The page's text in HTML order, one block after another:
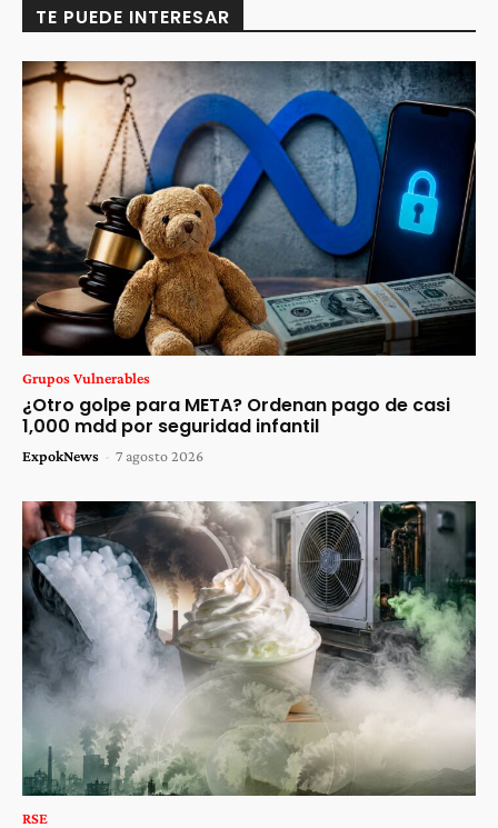
TE PUEDE INTERESAR
Grupos Vulnerables
¿Otro golpe para META? Ordenan pago de casi
1,000 mdd por seguridad infantil
ExpokNews - 7 agosto 2026
RSE